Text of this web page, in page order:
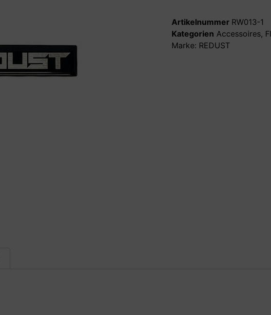
Artikelnummer RW013-1
Kategorien Accessoires,
Marke: REDUST